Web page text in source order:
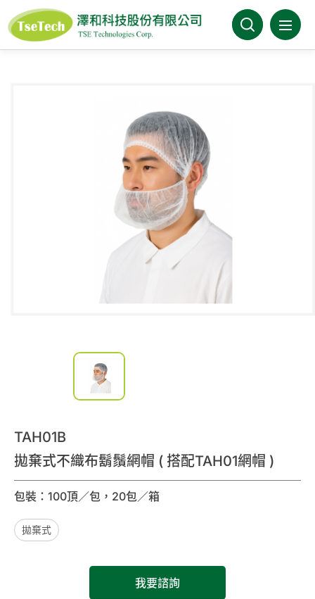
澤和科技有限公司
產品介紹
產業分類
代理品牌
型錄下載
FAQ
繁體中文
TAH01B
拋棄式不織布鬍鬚網帽 ( 搭配TAH01網帽 )
包裝：100頂／包，20包／箱
拋棄式
我要諮詢